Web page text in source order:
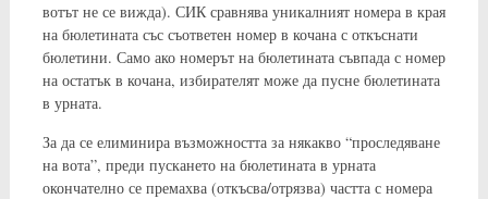
вотът не се вижда). СИК сравнява уникалният номера в края
на бюлетината със съответен номер в кочана с откъснати
бюлетини. Само ако номерът на бюлетината съвпада с номер
на остатък в кочана, избирателят може да пусне бюлетината
в урната.
За да се елиминира възможността за някакво “проследяване
на вота”, преди пускането на бюлетината в урната
окончателно се премахва (откъсва/отрязва) частта с номера